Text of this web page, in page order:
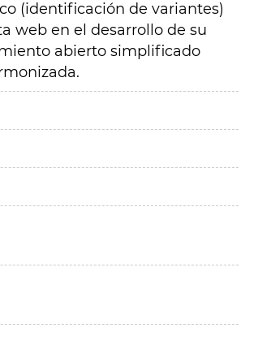
(identificación de variantes)
web en el desarrollo de su
abierto simplificado